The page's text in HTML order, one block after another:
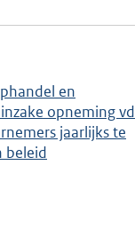
en
opneming vd
jaarlijks te
beleid